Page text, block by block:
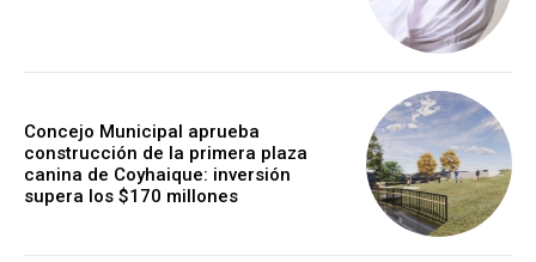
Concejo Municipal aprueba
construcción de la primera plaza
canina de Coyhaique: inversión
supera los $170 millones